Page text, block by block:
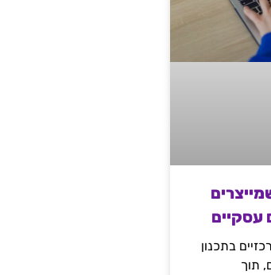
עסקיים
בתכנון
תוך